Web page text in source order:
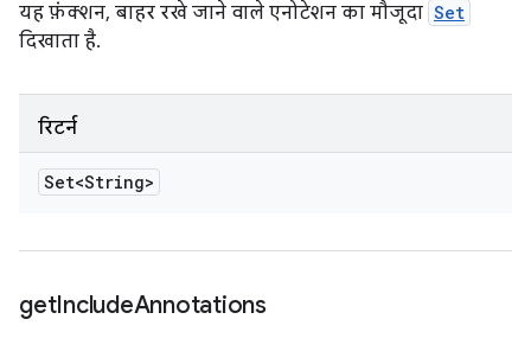
यह फ़ंक्शन, बाहर रखे जाने वाले एनोटेशन का मौजूदा Set
दिखाता है.
रिटर्न
Set<String>
getIncludeAnnotations